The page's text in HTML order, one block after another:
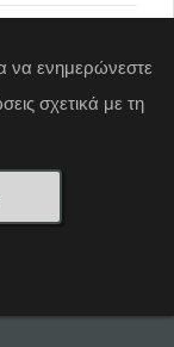
να ενημερώνεστε
σχετικά με τη